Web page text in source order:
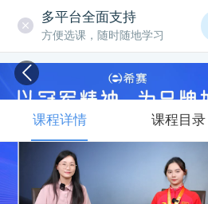
多平台全面支持
方便选课，随时随地学习
课程详情 课程目录